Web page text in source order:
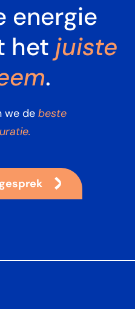
energie
het juiste
.
we de beste